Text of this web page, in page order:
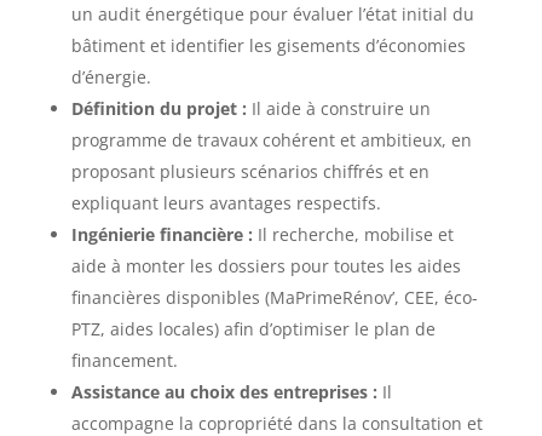
un audit énergétique pour évaluer l’état initial du
bâtiment et identifier les gisements d’économies
d’énergie.
Définition du projet : Il aide à construire un
programme de travaux cohérent et ambitieux, en
proposant plusieurs scénarios chiffrés et en
expliquant leurs avantages respectifs.
Ingénierie financière : Il recherche, mobilise et
aide à monter les dossiers pour toutes les aides
financières disponibles (MaPrimeRénov’, CEE, éco-
PTZ, aides locales) afin d’optimiser le plan de
financement.
Assistance au choix des entreprises : Il
accompagne la copropriété dans la consultation et